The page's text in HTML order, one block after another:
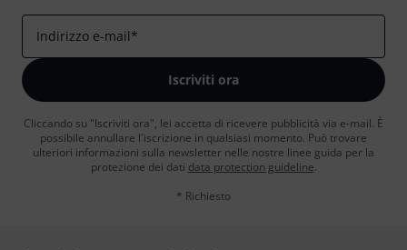
Indirizzo e-mail*
Iscriviti ora
Cliccando su "Iscriviti ora", lei accetta di ricevere pubblicità via e-mail. È
possibile annullare l'iscrizione in qualsiasi momento. Può trovare
ulteriori informazioni sulla newsletter nelle nostre linee guida per la
protezione dei dati data protection guideline.
* Richiesto